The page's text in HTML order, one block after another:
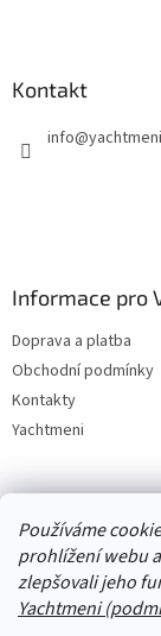
Používáme
prohlížení webu
zlepšovali jeho
Yachtmeni
Kontakt
info@
Informace pro
Doprava a platba
Obchodní podmínky
Kontakty
Yachtmeni
Zboží.cz